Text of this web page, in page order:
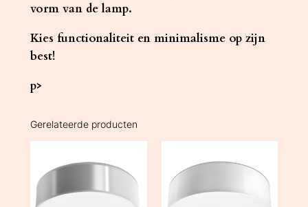
vorm van de lamp.
Kies functionaliteit en minimalisme op zijn
best!
p>
Gerelateerde producten